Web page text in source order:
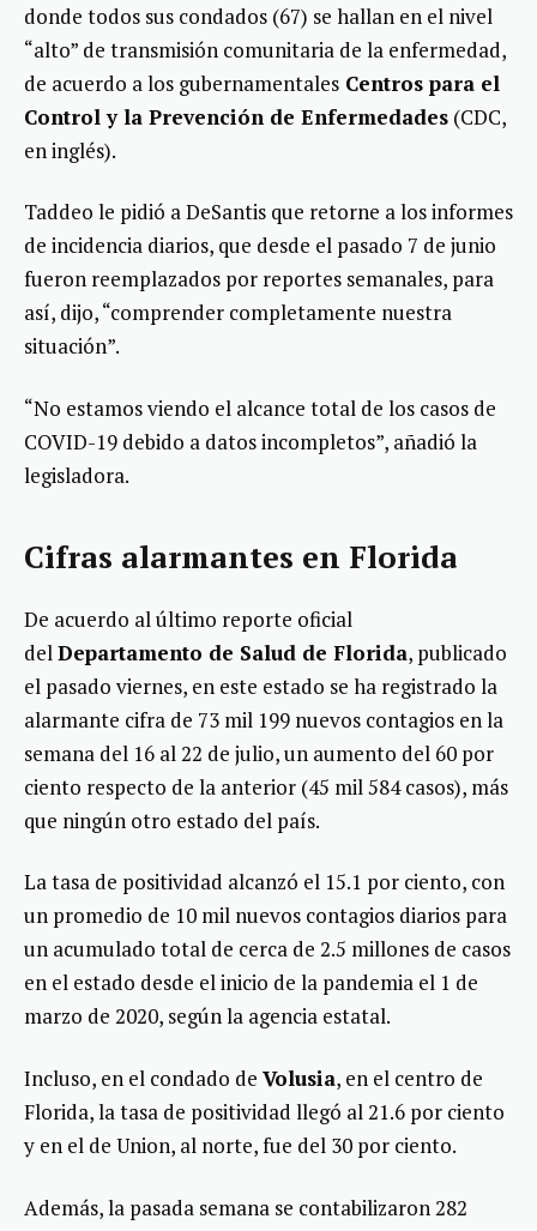
donde todos sus condados (67) se hallan en el nivel
“alto” de transmisión comunitaria de la enfermedad,
de acuerdo a los gubernamentales Centros para el
Control y la Prevención de Enfermedades (CDC,
en inglés).
Taddeo le pidió a DeSantis que retorne a los informes
de incidencia diarios, que desde el pasado 7 de junio
fueron reemplazados por reportes semanales, para
así, dijo, “comprender completamente nuestra
situación”.
“No estamos viendo el alcance total de los casos de
COVID-19 debido a datos incompletos”, añadió la
legisladora.
Cifras alarmantes en Florida
De acuerdo al último reporte oficial
delDepartamento de Salud de Florida, publicado
el pasado viernes, en este estado se ha registrado la
alarmante cifra de 73 mil 199 nuevos contagios en la
semana del 16 al 22 de julio, un aumento del 60 por
ciento respecto de la anterior (45 mil 584 casos), más
que ningún otro estado del país.
La tasa de positividad alcanzó el 15.1 por ciento, con
un promedio de 10 mil nuevos contagios diarios para
un acumulado total de cerca de 2.5 millones de casos
en el estado desde el inicio de la pandemia el 1 de
marzo de 2020, según la agencia estatal.
Incluso, en el condado de Volusia, en el centro de
Florida, la tasa de positividad llegó al 21.6 por ciento
y en el de Union, al norte, fue del 30 por ciento.
Además, la pasada semana se contabilizaron 282